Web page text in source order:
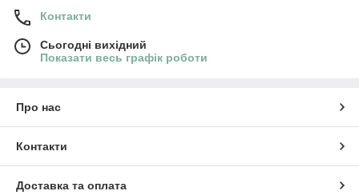
Контакти
Сьогодні вихідний
Показати весь графік роботи
Про нас
Контакти
Доставка та оплата